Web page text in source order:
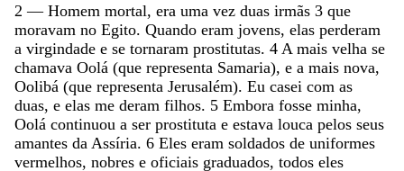
2 — Homem mortal, era uma vez duas irmãs 3 que
moravam no Egito. Quando eram jovens, elas perderam
a virgindade e se tornaram prostitutas. 4 A mais velha se
chamava Oolá (que representa Samaria), e a mais nova,
Oolibá (que representa Jerusalém). Eu casei com as
duas, e elas me deram filhos. 5 Embora fosse minha,
Oolá continuou a ser prostituta e estava louca pelos seus
amantes da Assíria. 6 Eles eram soldados de uniformes
vermelhos, nobres e oficiais graduados, todos eles